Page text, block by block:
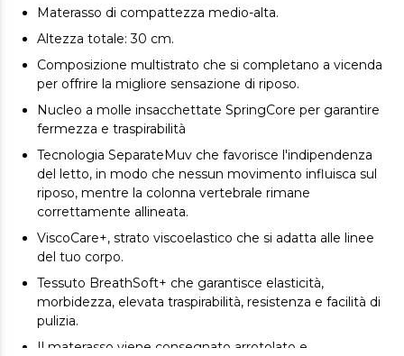
Materasso di compattezza medio-alta.
Altezza totale: 30 cm.
Composizione multistrato che si completano a vicenda
per offrire la migliore sensazione di riposo.
Nucleo a molle insacchettate SpringCore per garantire
fermezza e traspirabilità
Tecnologia SeparateMuv che favorisce l'indipendenza
del letto, in modo che nessun movimento influisca sul
riposo, mentre la colonna vertebrale rimane
correttamente allineata.
ViscoCare+, strato viscoelastico che si adatta alle linee
del tuo corpo.
Tessuto BreathSoft+ che garantisce elasticità,
morbidezza, elevata traspirabilità, resistenza e facilità di
pulizia.
Il materasso viene consegnato arrotolato e